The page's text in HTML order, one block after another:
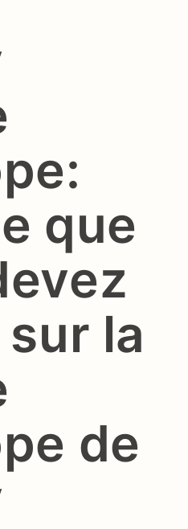
que
la
de